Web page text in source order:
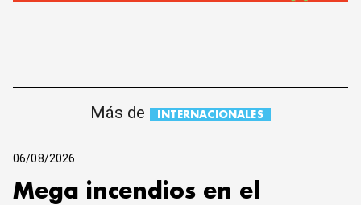
Más de INTERNACIONALES
06/08/2026
Mega incendios en el